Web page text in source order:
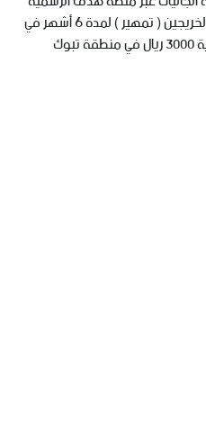
عن شواغر تدريبية عبر برنامج تطوير الخريجين ( تمهير ) لمدة 6 أشهر في